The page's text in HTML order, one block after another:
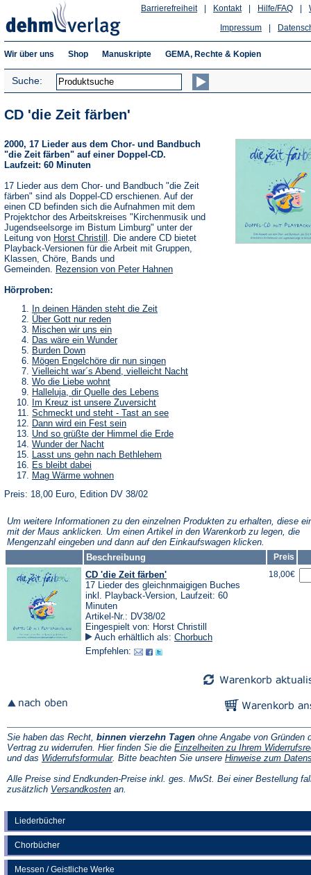
Hilfe/FAQ
Kontakt
Barrierefreiheit
Impressum
Wir über uns Shop Manuskripte GEMA, Rechte & Kopien
Suche:
Liederbücher
Chorbücher
Messen / Geistliche Werke
CD 'die Zeit färben'
2000, 17 Lieder aus dem Chor- und Bandbuch
"die Zeit färben" auf einer Doppel-CD.
Laufzeit: 60 Minuten
17 Lieder aus dem Chor- und Bandbuch "die Zeit
färben" sind als Doppel-CD erschienen. Auf der
einen CD befinden sich die Aufnahmen mit dem
Projektchor des Arbeitskreises "Kirchenmusik und
Jugendseelsorge im Bistum Limburg" unter der
Leitung von Horst Christill . Die andere CD bietet
Playback-Versionen für die Arbeit mit Gruppen,
Klassen, Chöre, Bands und
Gemeinden. Rezension von Peter Hahnen
Hörproben:
In deinen Händen steht die Zeit
Über Gott nur reden
Mischen wir uns ein
Das wäre ein Wunder
Burden Down
Mögen Engelchöre dir nun singen
Vielleicht war´s Abend, vielleicht Nacht
Wo die Liebe wohnt
Halleluja, dir Quelle des Lebens
Im Kreuz ist unsere Zuversicht
Schmeckt und steht - Tast an see
Dann wird ein Fest sein
Und so grüßte der Himmel die Erde
Wunder der Nacht
Lasst uns gehn nach Bethlehem
Es bleibt dabei
Mag Wärme wohnen
Preis: 18,00 Euro, Edition DV 38/02
Um weitere Informationen zu den einzelnen Produkten zu erhalten, diese
mit der Maus anklicken. Um einen Artikel in den Warenkorb zu legen, die
Mengenzahl eingeben und dann auf den Einkaufswagen klicken.
Beschreibung
Preis
CD 'die Zeit färben'
17 Lieder des gleichnmaigigen Buches
inkl. Playback-Version, Laufzeit: 60
Minuten
Artikel-Nr.: DV38/02
Eingespielt von: Horst Christill
Auch erhältlich als: Chorbuch
Empfehlen:
18,00€
Sie haben das Recht, binnen vierzehn Tagen ohne Angabe von Gründen
Vertrag zu widerrufen. Hier finden Sie die Einzelheiten zu Ihrem
und das Widerrufsformular(Öffnet
einem
neuen
. Bitte beachten Sie unsere Hinweise zum
Alle Preise sind Endkunden-Preise inkl. ges. MwSt. Bei einer Bestellung
zusätzlich Versandkosten(Öffnet
an.